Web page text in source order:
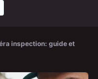
inspection: guide et